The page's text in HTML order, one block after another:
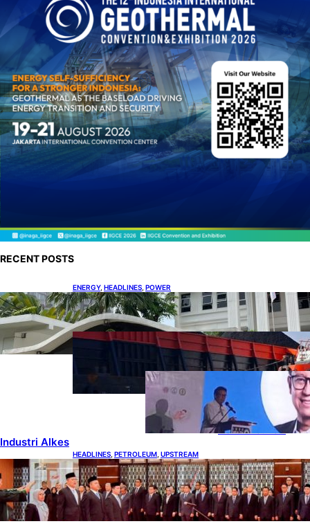
RECENT POSTS
ENERGY, HEADLINES POWER
Koalisi Bersihkan Indonesia Ajukan Banding
atas Putusan Gugatan RUPTL
COAL, HEADLINES, MINING
Lelang Batubara Sitaan, Negara
Dapat Lebih dari Rp 20 Miliar
DOWNSTREAM ,
PETROLEUM
Digitalisasi Alat-
Alat Kesehatan
Dukung
Pertumbuhan
Industri Alkes
HEADLINES PETROLEUM UPSTREAM
Lana Saria Dilantik Sebagai Kepala Badan
Geologi